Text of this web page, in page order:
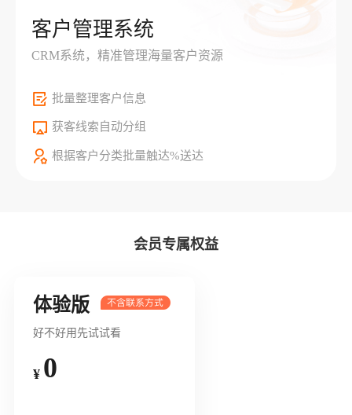
客户管理系统
CRM系统，精准管理海量客户资源
批量整理客户信息
获客线索自动分组
根据客户分类批量触达%送达
会员专属权益
体验版
好不好用先试试看
¥ 0